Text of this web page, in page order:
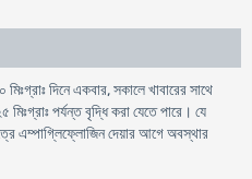
দিনে একবার, সকালে খাবারের সাথে
পর্যন্ত বৃদ্ধি করা যেতে পারে। যে
এম্পাগ্লিফ্লোজিন দেয়ার আগে অবস্থার